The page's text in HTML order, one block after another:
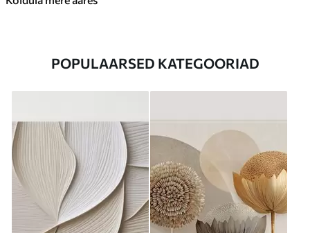
POPULAARSED KATEGOORIAD